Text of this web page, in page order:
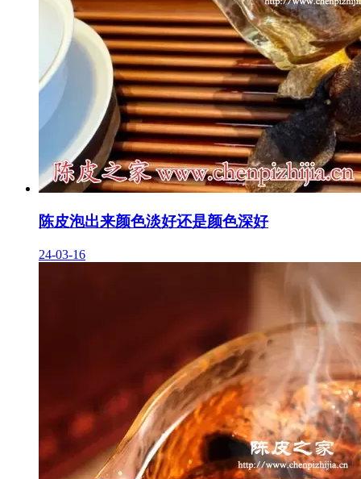
陈皮泡出来颜色淡好还是颜色深好
24-03-16